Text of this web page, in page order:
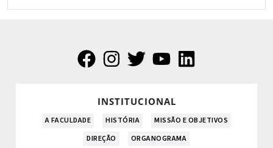
INSTITUCIONAL
A FACULDADE HISTÓRIA
MISSÃO E OBJETIVOS
DIREÇÃO
ORGANOGRAMA